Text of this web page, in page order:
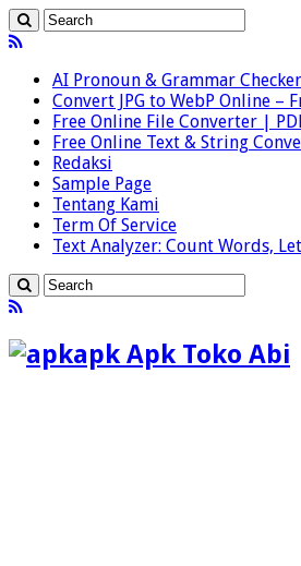
AI Pronoun & Grammar Checker
Convert JPG to WebP Online –
Free Online File Converter |
Free Online Text & String
Redaksi
Sample Page
Tentang Kami
Term Of Service
Text Analyzer: Count Words,
apk Apk Toko Abi